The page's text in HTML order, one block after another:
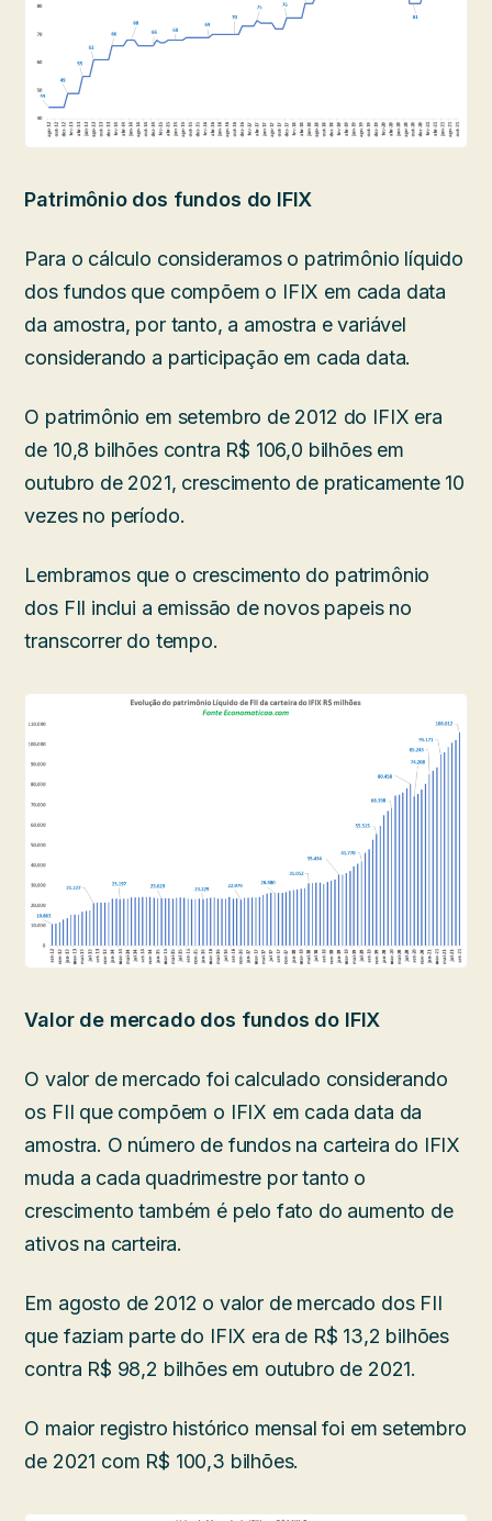
Patrimônio dos fundos do IFIX
Para o cálculo consideramos o patrimônio líquido
dos fundos que compõem o IFIX em cada data
da amostra, por tanto, a amostra e variável
considerando a participação em cada data.
O patrimônio em setembro de 2012 do IFIX era
de 10,8 bilhões contra R$ 106,0 bilhões em
outubro de 2021, crescimento de praticamente 10
vezes no período.
Lembramos que o crescimento do patrimônio
dos FII inclui a emissão de novos papeis no
transcorrer do tempo.
Valor de mercado dos fundos do IFIX
O valor de mercado foi calculado considerando
os FII que compõem o IFIX em cada data da
amostra. O número de fundos na carteira do IFIX
muda a cada quadrimestre por tanto o
crescimento também é pelo fato do aumento de
ativos na carteira.
Em agosto de 2012 o valor de mercado dos FII
que faziam parte do IFIX era de R$ 13,2 bilhões
contra R$ 98,2 bilhões em outubro de 2021.
O maior registro histórico mensal foi em setembro
de 2021 com R$ 100,3 bilhões.